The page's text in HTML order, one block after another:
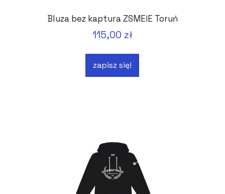
Bluza bez kaptura ZSMEiE Toruń
115,00 zł
zapisz się!